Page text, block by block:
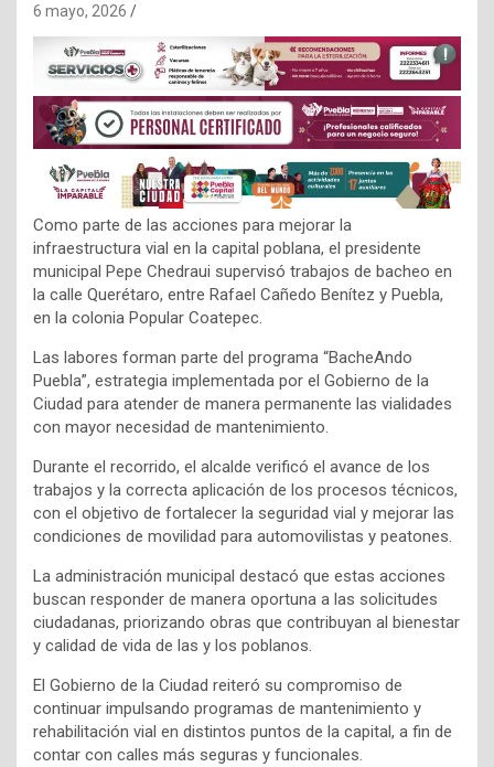
6 mayo, 2026
Como parte de las acciones para mejorar la
infraestructura vial en la capital poblana, el presidente
municipal Pepe Chedraui supervisó trabajos de bacheo en
la calle Querétaro, entre Rafael Cañedo Benítez y Puebla,
en la colonia Popular Coatepec.
Las labores forman parte del programa “BacheAndo
Puebla”, estrategia implementada por el Gobierno de la
Ciudad para atender de manera permanente las vialidades
con mayor necesidad de mantenimiento.
Durante el recorrido, el alcalde verificó el avance de los
trabajos y la correcta aplicación de los procesos técnicos,
con el objetivo de fortalecer la seguridad vial y mejorar las
condiciones de movilidad para automovilistas y peatones.
La administración municipal destacó que estas acciones
buscan responder de manera oportuna a las solicitudes
ciudadanas, priorizando obras que contribuyan al bienestar
y calidad de vida de las y los poblanos.
El Gobierno de la Ciudad reiteró su compromiso de
continuar impulsando programas de mantenimiento y
rehabilitación vial en distintos puntos de la capital, a fin de
contar con calles más seguras y funcionales.